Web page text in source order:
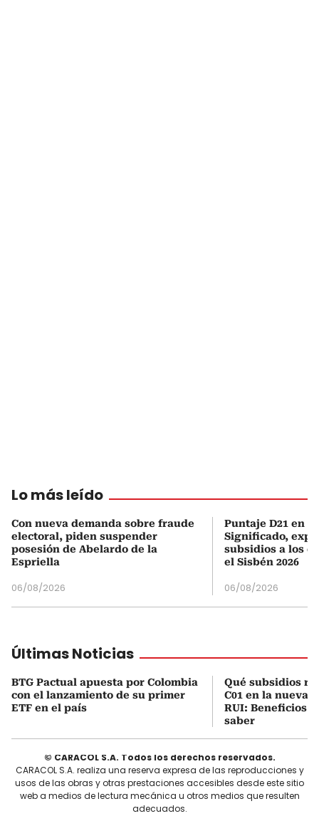
Lo más leído
Con nueva demanda sobre fraude
electoral, piden suspender
posesión de Abelardo de la
Espriella
06/08/2026
Puntaje D21 en
Significado,
subsidios a los
el Sisbén 2026
06/08/2026
Últimas Noticias
BTG Pactual apuesta por Colombia
con el lanzamiento de su primer
ETF en el país
Qué subsidios
C01 en la nueva
RUI: Beneficios
saber
© CARACOL S.A. Todos los derechos reservados.
CARACOL S.A. realiza una reserva expresa de las reproducciones y
usos de las obras y otras prestaciones accesibles desde este sitio
web a medios de lectura mecánica u otros medios que resulten
adecuados.